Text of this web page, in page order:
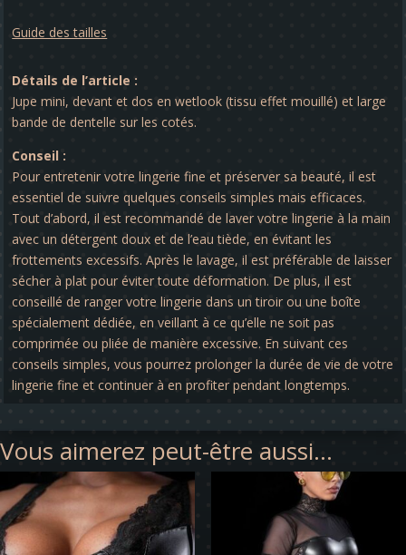
Guide des tailles
Détails de l’article :
Jupe mini, devant et dos en wetlook (tissu effet mouillé) et large
bande de dentelle sur les cotés.
Conseil :
Pour entretenir votre lingerie fine et préserver sa beauté, il est
essentiel de suivre quelques conseils simples mais efficaces.
Tout d’abord, il est recommandé de laver votre lingerie à la main
avec un détergent doux et de l’eau tiède, en évitant les
frottements excessifs. Après le lavage, il est préférable de laisser
sécher à plat pour éviter toute déformation. De plus, il est
conseillé de ranger votre lingerie dans un tiroir ou une boîte
spécialement dédiée, en veillant à ce qu’elle ne soit pas
comprimée ou pliée de manière excessive. En suivant ces
conseils simples, vous pourrez prolonger la durée de vie de votre
lingerie fine et continuer à en profiter pendant longtemps.
Vous aimerez peut-être aussi…